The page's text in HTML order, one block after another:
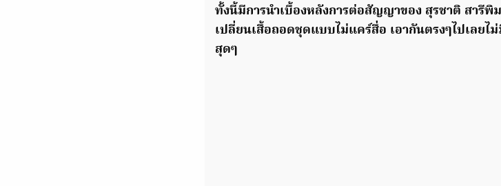
ทั้งนี้มีการนำเบื้องหลังการต่อสัญญาของ สุรชาติ สารี
เปลี่ยนเสื้อถอดชุดแบบไม่แคร์สื่อ เอากันตรงๆไปเลยไ
สุดๆ